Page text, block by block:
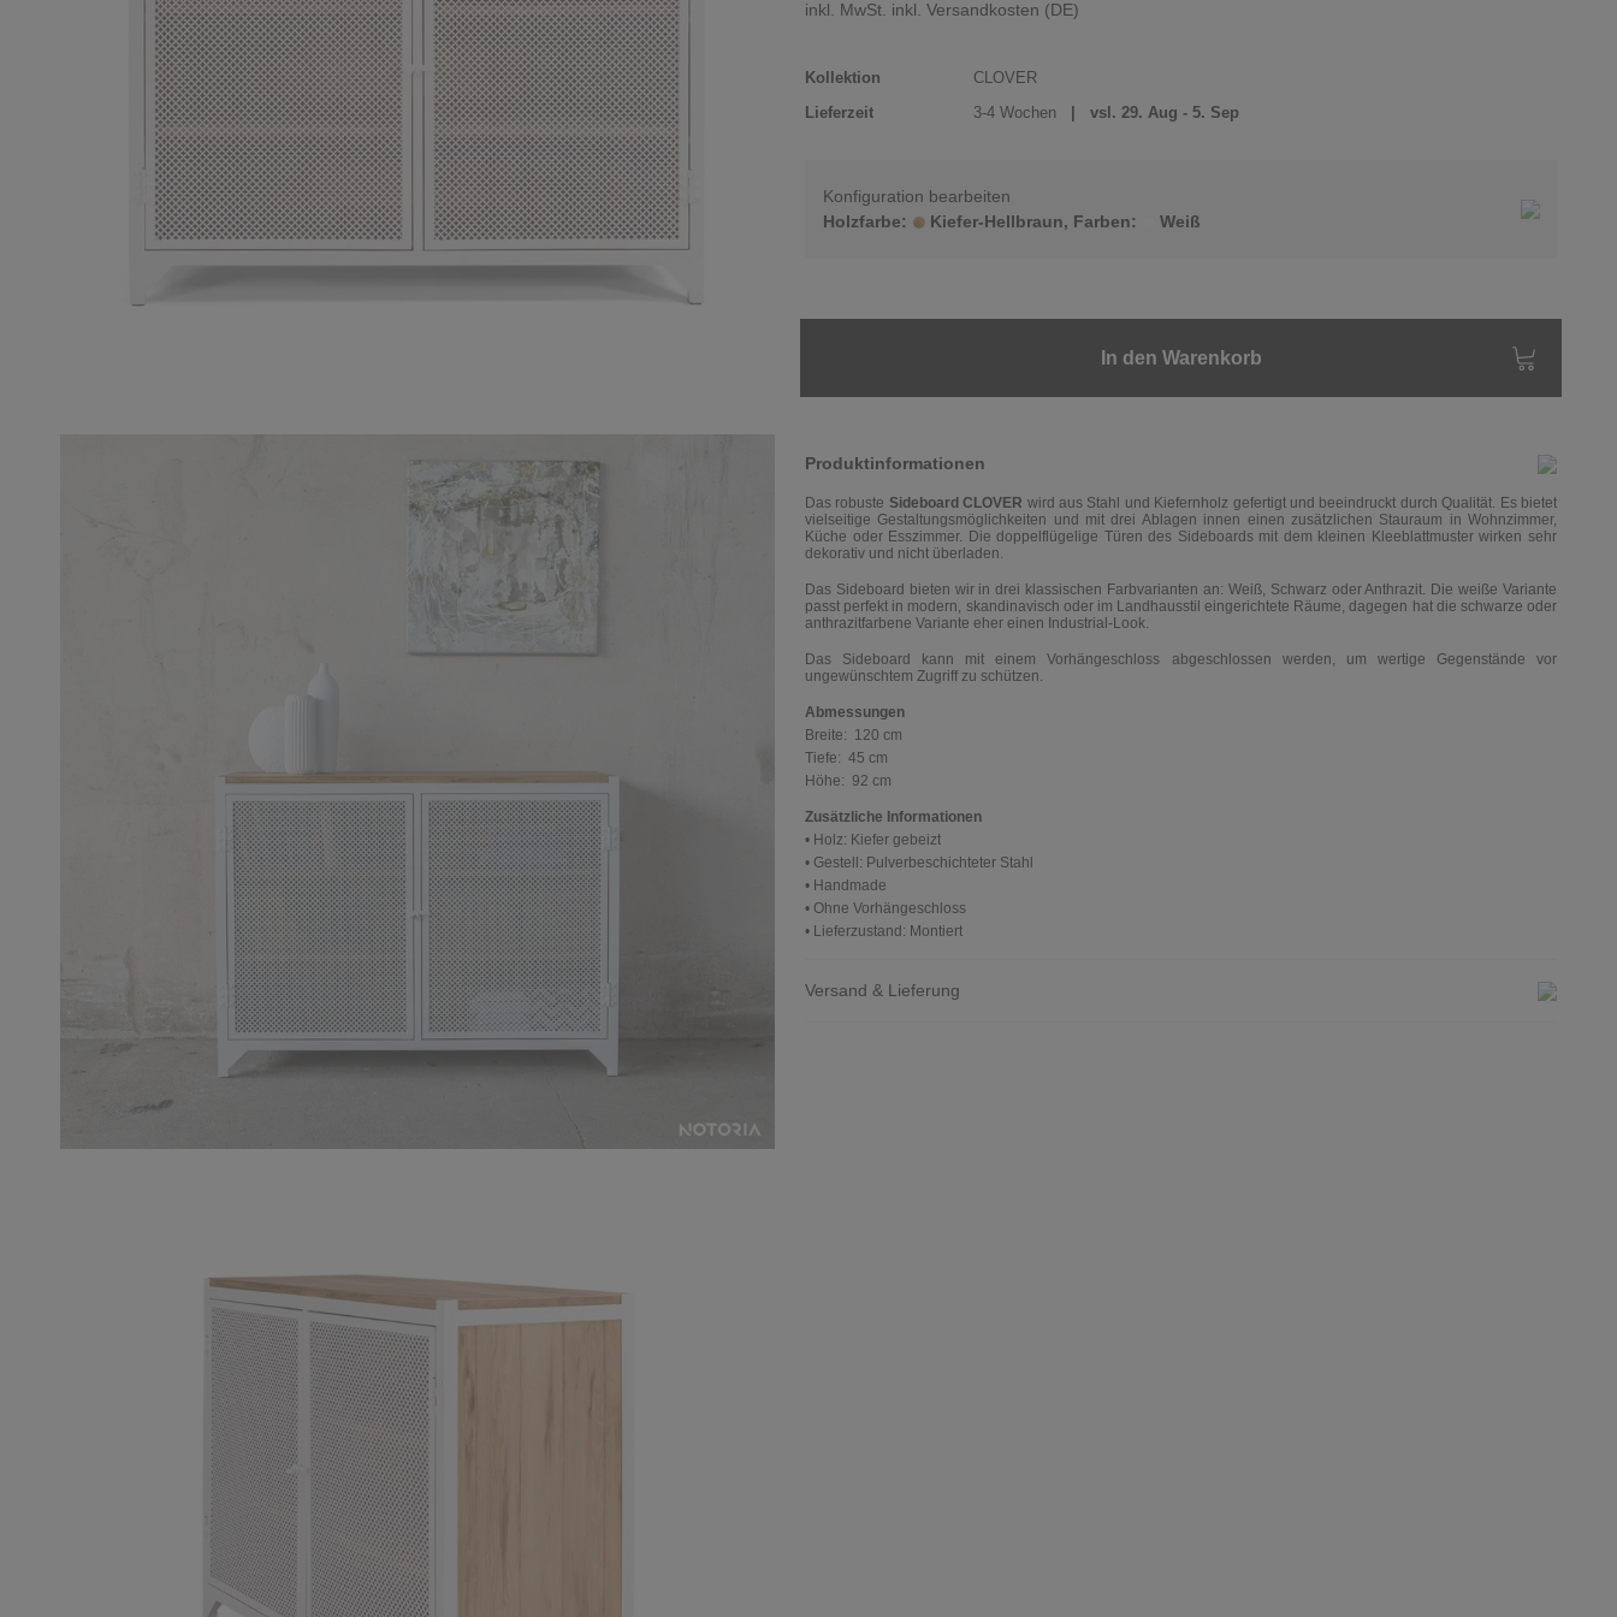
inkl. MwSt. inkl. Versandkosten (DE)
Kollektion
CLOVER
Lieferzeit
3-4 Wochen | vsl. 29. Aug - 5. Sep
Konfiguration bearbeiten
Holzfarbe:
Kiefer-Hellbraun, Farben: Weiß
In den Warenkorb
Produktinformationen
Das robuste Sideboard CLOVER wird aus Stahl und Kiefernholz gefertigt und beeindruckt durch Qualität. Es bietet
vielseitige Gestaltungsmöglichkeiten und mit drei Ablagen innen einen zusätzlichen Stauraum in Wohnzimmer,
Küche oder Esszimmer. Die doppelflügelige Türen des Sideboards mit dem kleinen Kleeblattmuster wirken sehr
dekorativ und nicht überladen.
Das Sideboard bieten wir in drei klassischen Farbvarianten an: Weiß, Schwarz oder Anthrazit. Die weiße Variante
passt perfekt in modern, skandinavisch oder im Landhausstil eingerichtete Räume, dagegen hat die schwarze oder
anthrazitfarbene Variante eher einen Industrial-Look.
Das Sideboard kann mit einem Vorhängeschloss abgeschlossen werden, um wertige Gegenstände vor
ungewünschtem Zugriff zu schützen.
Abmessungen
Breite: 120 cm
Tiefe: 45 cm
Höhe: 92 cm
Zusätzliche Informationen
• Holz: Kiefer gebeizt
• Gestell: Pulverbeschichteter Stahl
• Handmade
• Ohne Vorhängeschloss
• Lieferzustand: Montiert
Versand & Lieferung